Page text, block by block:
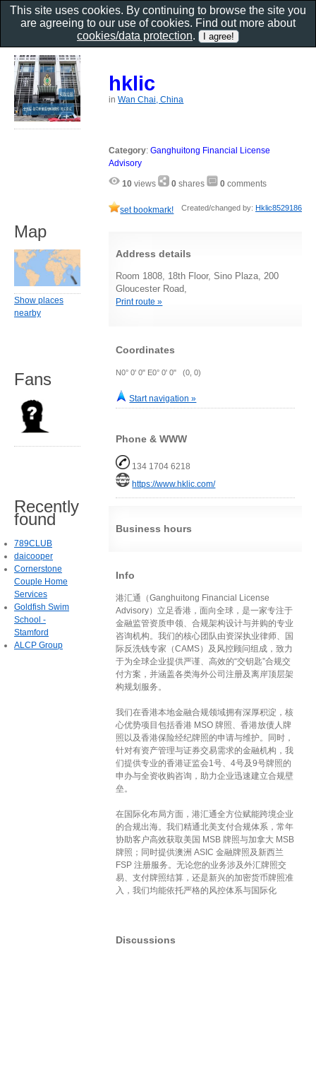
hklic
inWan Chai, China
Category:Ganghuitong Financial License
Advisory
10 views 0 shares 0 comments
set bookmark! Created/changed by: Hklic8529186
Address details
Room 1808, 18th Floor, Sino Plaza, 200
Gloucester Road,
Print route »
Coordinates
N0° 0' 0" E0° 0' 0" (0, 0)
Start navigation »
Phone & WWW
134 1704 6218
https://www.hklic.com/
Business hours
Info
港汇通（Ganghuitong Financial License
Advisory）立足香港，面向全球，是一家专注于
金融监管资质申领、合规架构设计与并购的专业
咨询机构。我们的核心团队由资深执业律师、国
际反洗钱专家（CAMS）及风控顾问组成，致力
于为全球企业提供严谨、高效的“交钥匙”合规交
付方案，并涵盖各类海外公司注册及离岸顶层架
构规划服务。
我们在香港本地金融合规领域拥有深厚积淀，核
心优势项目包括香港 MSO 牌照、香港放债人牌
照以及香港保险经纪牌照的申请与维护。同时，
针对有资产管理与证券交易需求的金融机构，我
们提供专业的香港证监会1号、4号及9号牌照的
申办与全资收购咨询，助力企业迅速建立合规壁
垒。
在国际化布局方面，港汇通全方位赋能跨境企业
的合规出海。我们精通北美支付合规体系，常年
协助客户高效获取美国 MSB 牌照与加拿大 MSB
牌照；同时提供澳洲 ASIC 金融牌照及新西兰
FSP 注册服务。无论您的业务涉及外汇牌照交
易、支付牌照结算，还是新兴的加密货币牌照准
入，我们均能依托严格的风控体系与国际化
Discussions
Map
Show places
nearby
Fans
Recently
found
789CLUB
daicooper
Cornerstone
Couple Home
Services
Goldfish Swim
School -
Stamford
ALCP Group
This site uses cookies. By continuing to browse the site you
are agreeing to our use of cookies. Find out more about
cookies/data protection.